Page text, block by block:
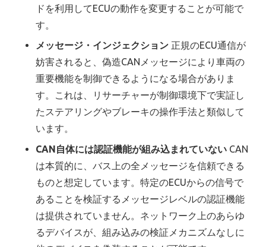
ドを利用してECUの動作を変更することが可能で
す。
メッセージ・インジェクション 正規のECU通信が
妨害されると、偽造CANメッセージにより車両の
重要機能を制御できるようになる場合がありま
す。これは、リサーチャーが制御環境下で実証し
たステアリングやブレーキの操作手法と類似して
います。
CAN自体には認証機能が組み込まれていない CAN
は本質的に、バス上の全メッセージを信頼できる
ものと想定しています。特定のECUからの信号で
あることを検証するメッセージレベルの認証機能
は提供されていません。ネットワーク上のあらゆ
るデバイスが、組み込みの検証メカニズムなしに